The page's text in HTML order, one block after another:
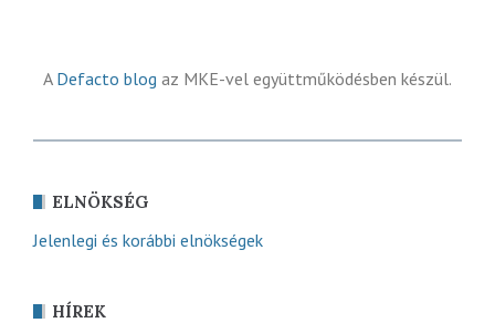
A Defacto blog az MKE-vel együttműködésben készül.
ELNÖKSÉG
Jelenlegi és korábbi elnökségek
HÍREK